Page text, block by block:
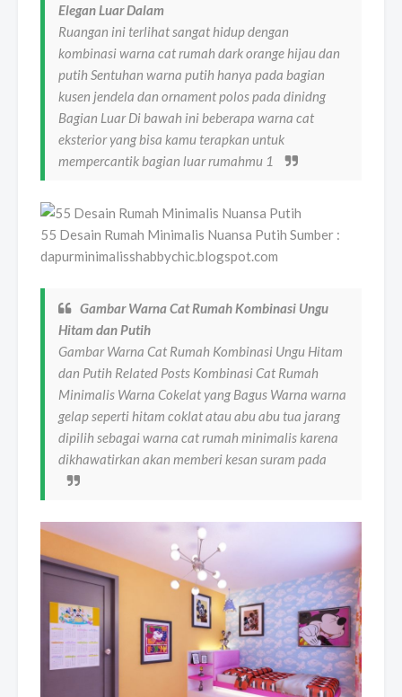
Elegan Luar Dalam
Ruangan ini terlihat sangat hidup dengan
kombinasi warna cat rumah dark orange hijau dan
putih Sentuhan warna putih hanya pada bagian
kusen jendela dan ornament polos pada dinidng
Bagian Luar Di bawah ini beberapa warna cat
eksterior yang bisa kamu terapkan untuk
mempercantik bagian luar rumahmu 1
55 Desain Rumah Minimalis Nuansa Putih Sumber :
dapurminimalisshabbychic.blogspot.com
Gambar Warna Cat Rumah Kombinasi Ungu
Hitam dan Putih
Gambar Warna Cat Rumah Kombinasi Ungu Hitam
dan Putih Related Posts Kombinasi Cat Rumah
Minimalis Warna Cokelat yang Bagus Warna warna
gelap seperti hitam coklat atau abu abu tua jarang
dipilih sebagai warna cat rumah minimalis karena
dikhawatirkan akan memberi kesan suram pada